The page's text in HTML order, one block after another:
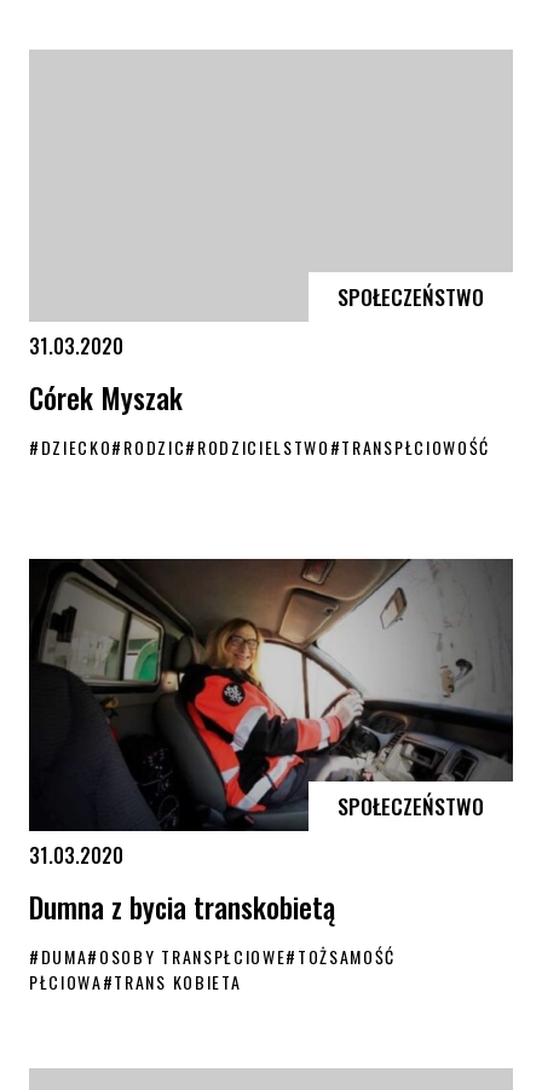
SPOŁECZEŃSTWO
31.03.2020
Córek Myszak
#DZIECKO#RODZIC#RODZICIELSTWO#TRANSPŁCIOWOŚĆ
SPOŁECZEŃSTWO
31.03.2020
Dumna z bycia transkobietą
#DUMA#OSOBY TRANSPŁCIOWE#TOŻSAMOŚĆ
PŁCIOWA#TRANS KOBIETA